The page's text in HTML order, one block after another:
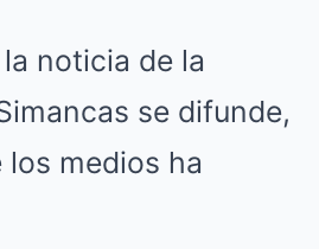
noticia de la
se difunde,
medios ha